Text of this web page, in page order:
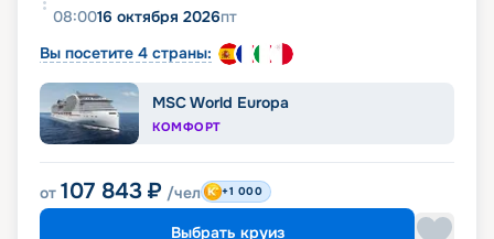
08:0016 октября 2026пт
Вы посетите 4 страны:
MSC World Europa
КОМФОРТ
от 107 843 ₽ /чел +1 000
Выбрать круиз